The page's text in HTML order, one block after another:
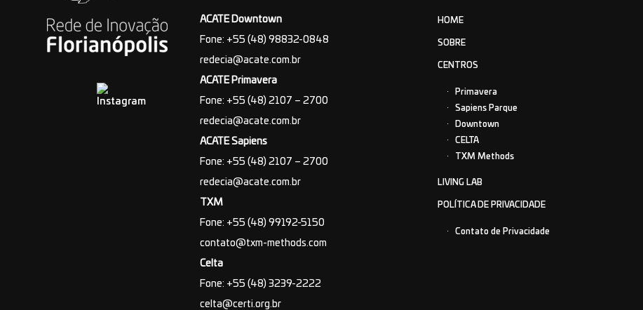
ACATE Downtown
Fone: +55 (48) 98832-0848
redecia@acate.com.br
ACATE Primavera
Fone: +55 (48) 2107 – 2700
redecia@acate.com.br
ACATE Sapiens
Fone: +55 (48) 2107 – 2700
redecia@acate.com.br
TXM
Fone: +55 (48) 99192-5150
contato@txm-methods.com
Celta
Fone: +55 (48) 3239-2222
celta@certi.org.br
HOME
SOBRE
CENTROS
Primavera
Sapiens Parque
Downtown
CELTA
TXM Methods
LIVING LAB
POLÍTICA DE PRIVACIDADE
Contato de Privacidade